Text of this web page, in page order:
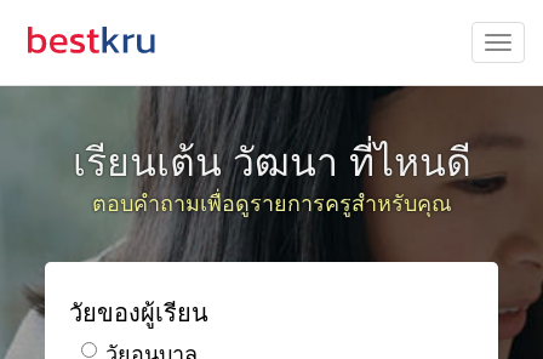
เรียนเต้น วัฒนา ที่ไหนดี
ตอบคำถามเพื่อดูรายการครูสำหรับคุณ
วัยของผู้เรียน
วัยอนุบาล